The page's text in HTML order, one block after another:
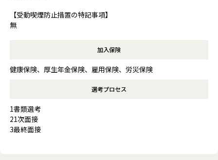
【受動喫煙防止措置の特記事項】
無
加入保険
健康保険、厚生年金保険、雇用保険、労災保険
選考プロセス
1書類選考
21次面接
3最終面接